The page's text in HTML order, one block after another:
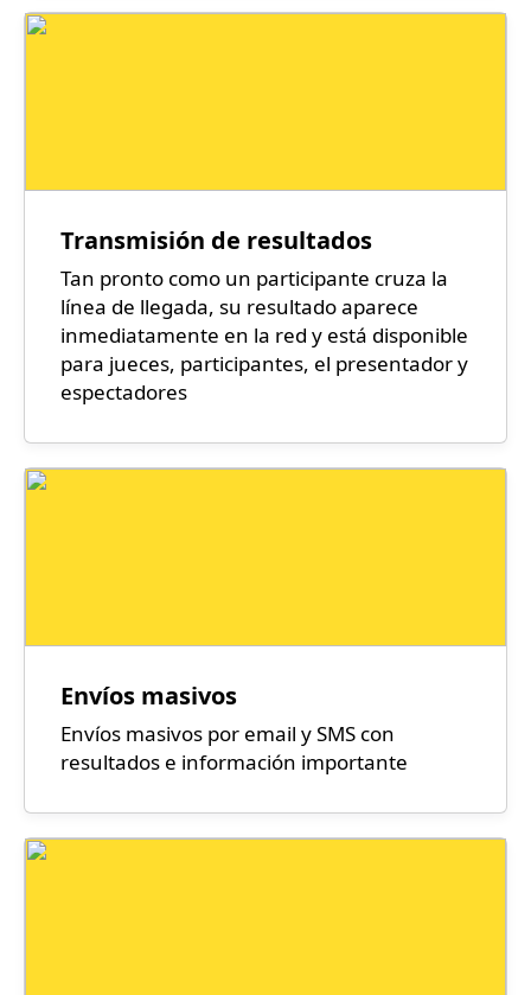
Transmisión de resultados
Tan pronto como un participante cruza la
línea de llegada, su resultado aparece
inmediatamente en la red y está disponible
para jueces, participantes, el presentador y
espectadores
Envíos masivos
Envíos masivos por email y SMS con
resultados e información importante